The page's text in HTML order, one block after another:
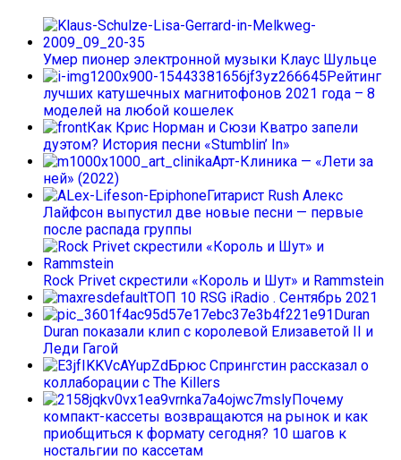
Умер пионер электронной музыки Клаус Шульце
Рейтинг
лучших катушечных магнитофонов 2021 года – 8
моделей на любой кошелек
Как Крис Норман и Сюзи Кватро запели
дуэтом? История песни «Stumblin’ In»
Арт-Клиника — «Лети за
ней» (2022)
Гитарист Rush Алекс
Лайфсон выпустил две новые песни — первые
после распада группы
Rock Privet скрестили «Король и Шут» и Rammstein
ТОП 10 RSG iRadio . Сентябрь 2021
Duran
Duran показали клип с королевой Елизаветой II и
Леди Гагой
Брюс Спрингстин рассказал о
коллаборации с The Killers
Почему
компакт-кассеты возвращаются на рынок и как
приобщиться к формату сегодня? 10 шагов к
ностальгии по кассетам